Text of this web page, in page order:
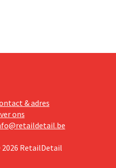
& adres
ons
RetailDetail